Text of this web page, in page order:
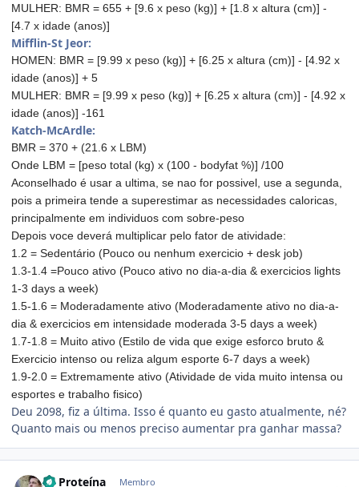
MULHER: BMR = 655 + [9.6 x peso (kg)] + [1.8 x altura (cm)] -
[4.7 x idade (anos)]
Mifflin-St Jeor:
HOMEN: BMR = [9.99 x peso (kg)] + [6.25 x altura (cm)] - [4.92 x
idade (anos)] + 5
MULHER: BMR = [9.99 x peso (kg)] + [6.25 x altura (cm)] - [4.92 x
idade (anos)] -161
Katch-McArdle:
BMR = 370 + (21.6 x LBM)
Onde LBM = [peso total (kg) x (100 - bodyfat %)] /100
Aconselhado é usar a ultima, se nao for possivel, use a segunda,
pois a primeira tende a superestimar as necessidades caloricas,
principalmente em individuos com sobre-peso
Depois voce deverá multiplicar pelo fator de atividade:
1.2 = Sedentário (Pouco ou nenhum exercicio + desk job)
1.3-1.4 =Pouco ativo (Pouco ativo no dia-a-dia & exercicios lights
1-3 days a week)
1.5-1.6 = Moderadamente ativo (Moderadamente ativo no dia-a-
dia & exercicios em intensidade moderada 3-5 days a week)
1.7-1.8 = Muito ativo (Estilo de vida que exige esforco bruto &
Exercicio intenso ou reliza algum esporte 6-7 days a week)
1.9-2.0 = Extremamente ativo (Atividade de vida muito intensa ou
esportes e trabalho fisico)
Deu 2098, fiz a última. Isso é quanto eu gasto atualmente, né?
Quanto mais ou menos preciso aumentar pra ganhar massa?
Zé Proteína Membro